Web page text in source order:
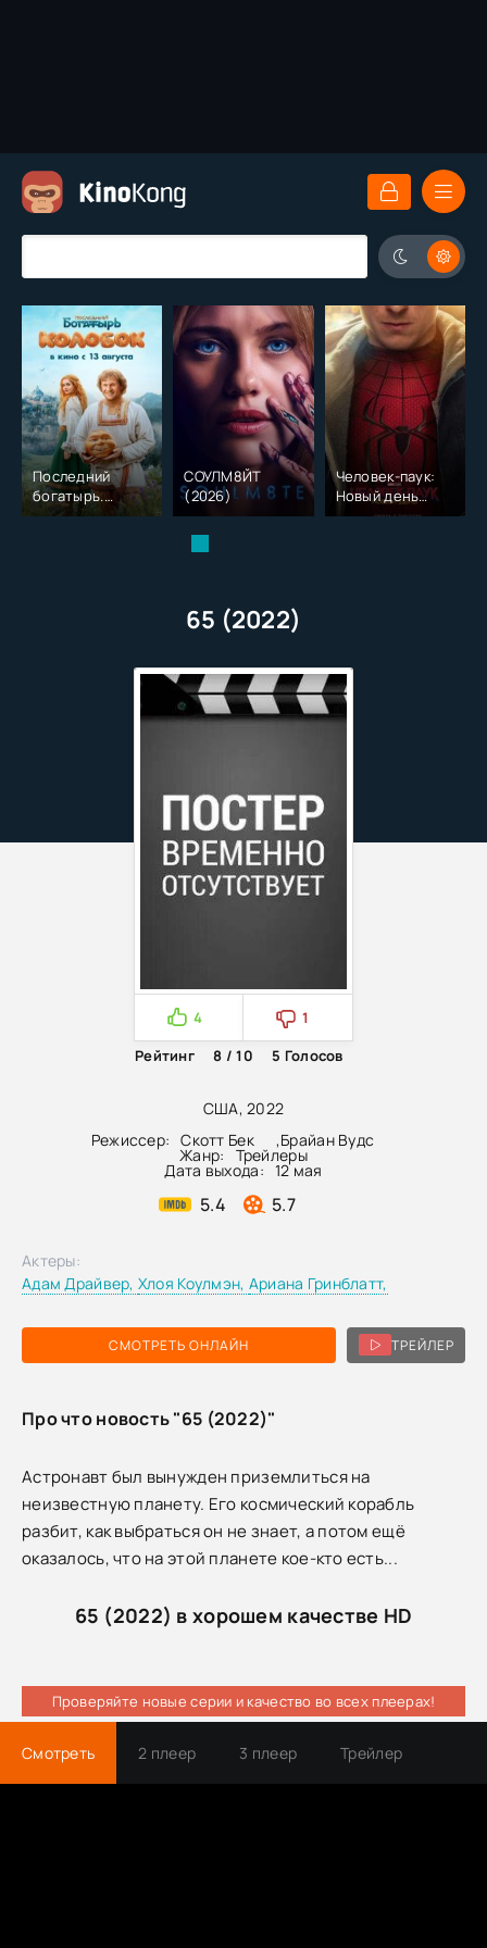
Последний
богатырь.
Колобок (2026)
СОУЛМ8ЙТ
(2026)
Человек-паук:
Новый день
(2026)
65 (2022)
США, 2022
Режиссер: Скотт Бек ,Брайан Вудс
Жанр: Трейлеры
Дата выхода: 12 мая
5.4 5.7
4
1
Рейтинг
8 / 10 5 Голосов
СМОТРЕТЬ ОНЛАЙН ТРЕЙЛЕР
Актеры:
Адам Драйвер, Хлоя Коулмэн, Ариана Гринблатт,
Про что новость "65 (2022)"
Астронавт был вынужден приземлиться на
неизвестную планету. Его космический корабль
разбит, как выбраться он не знает, а потом ещё
оказалось, что на этой планете кое-кто есть...
65 (2022) в хорошем качестве HD
Проверяйте новые серии и качество во всех плеерах!
Смотреть 2 плеер 3 плеер Трейлер